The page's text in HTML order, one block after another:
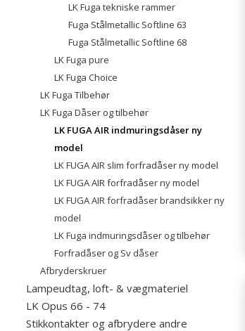
LK Fuga tekniske rammer
Fuga Stålmetallic Softline 63
Fuga Stålmetallic Softline 68
LK Fuga pure
LK Fuga Choice
LK Fuga Tilbehør
LK Fuga Dåser og tilbehør
LK FUGA AIR indmuringsdåser ny
model
LK FUGA AIR slim forfradåser ny model
LK FUGA AIR forfradåser ny model
LK FUGA AIR forfradåser brandsikker ny
model
LK Fuga indmuringsdåser og tilbehør
Forfradåser og Sv dåser
Afbryderskruer
Lampeudtag, loft- & vægmateriel
LK Opus 66 - 74
Stikkontakter og afbrydere andre